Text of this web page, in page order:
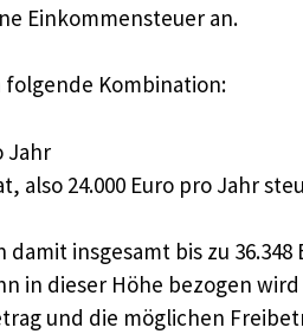
Einkommensteuer an.
Kombination:
Jahr
also 24.000 Euro pro Jahr
insgesamt bis zu
in dieser Höhe bezogen
und die möglichen